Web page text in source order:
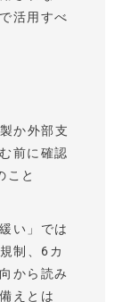
活用すべ
か外部支
前に確認
こと
い」では
制、6カ
から読み
えとは